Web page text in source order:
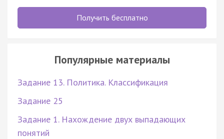
Получить бесплатно
Популярные материалы
Задание 13. Политика. Классификация
Задание 25
Задание 1. Нахождение двух выпадающих
понятий